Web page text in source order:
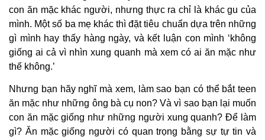
con ăn mặc khác người, nhưng thực ra chỉ là khác gu của
mình. Một số ba mẹ khác thì đặt tiêu chuẩn dựa trên những
gì mình hay thấy hàng ngày, và kết luận con mình ‘không
giống ai cả vì nhìn xung quanh mà xem có ai ăn mặc như
thế không.’
Nhưng bạn hãy nghĩ mà xem, làm sao bạn có thể bắt teen
ăn mặc như những ông bà cụ non? Và vì sao bạn lại muốn
con ăn mặc giống như những người xung quanh? Để làm
gì? Ăn mặc giống người có quan trọng bằng sự tự tin và